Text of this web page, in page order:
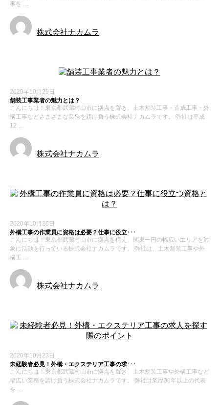
事を …
株式会社ナカムラ
2020年10月29日
舗装工事業者の魅力とは？
こんにちは！東京都武蔵村山市に拠点を置き、土木舗装工事・造成工事・外
構工事などさまざまな業務を請け負う株式会社ナカムラです。 弊社は平成
12 …
株式会社ナカムラ
2020年10月26日
外構工事の作業員に資格は必要？仕事に役立･･･
こんにちは！東京都武蔵村山市に拠点を構え、関東一円の幅広いエリアを対
象に活動を行っている株式会社ナカムラです。 弊社は、土木舗装工事や外
構工 …
株式会社ナカムラ
2020年10月23日
未経験者必見！外構・エクステリア工事の求･･･
こんにちは！東京都武蔵村山市に拠点を置き、土木舗装工事や外構工事など
幅広い業務を請け負う株式会社ナカムラです。 弊社は業歴30年以上の代表
を …